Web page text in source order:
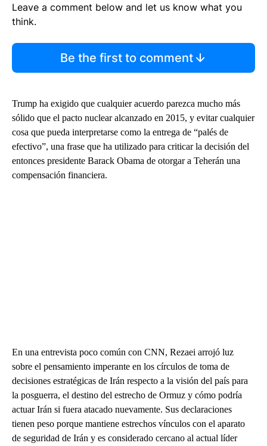
Leave a comment below and let us know what you
think.
Be the first to comment
Trump ha exigido que cualquier acuerdo parezca mucho más
sólido que el pacto nuclear alcanzado en 2015, y evitar cualquier
cosa que pueda interpretarse como la entrega de “palés de
efectivo”, una frase que ha utilizado para criticar la decisión del
entonces presidente Barack Obama de otorgar a Teherán una
compensación financiera.
En una entrevista poco común con CNN, Rezaei arrojó luz
sobre el pensamiento imperante en los círculos de toma de
decisiones estratégicas de Irán respecto a la visión del país para
la posguerra, el destino del estrecho de Ormuz y cómo podría
actuar Irán si fuera atacado nuevamente. Sus declaraciones
tienen peso porque mantiene estrechos vínculos con el aparato
de seguridad de Irán y es considerado cercano al actual líder